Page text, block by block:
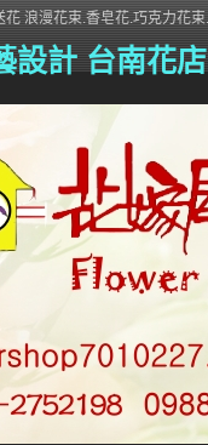
設計 台南花
浪漫花束.香皂花.巧克力花